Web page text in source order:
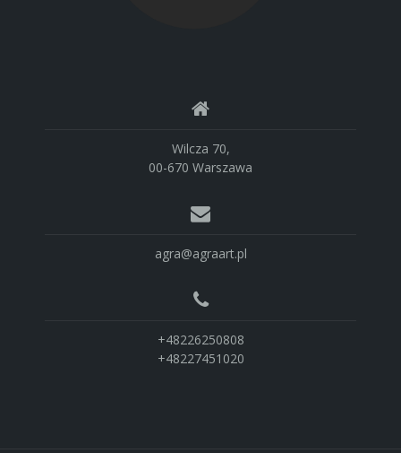
Wilcza 70,
00-670 Warszawa
agra@agraart.pl
+48226250808
+48227451020